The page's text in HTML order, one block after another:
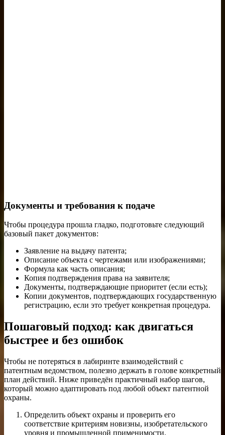
Документы и требования к подаче
Чтобы процедура прошла гладко, подготовьте следующий
базовый пакет документов:
Заявление на выдачу патента;
Описание объекта с чертежами или изображениями;
Формула как часть описания;
Копия подтверждения права на заявителя;
Документы, подтверждающие приоритет (если есть);
Копии документов, подтверждающих государственную
регистрацию, если это требует конкретная процедура.
Пошаговый подход: как двигаться
быстрее и без ошибок
Чтобы не потеряться в лабиринте взаимодействий с
патентным ведомством, полезно держать в голове конкретный
план действий. Ниже приведён практичный набор шагов,
который можно адаптировать под любой объект патентной
охраны.
Определить объект охраны и проверить его
соответствие критериям новизны, изобретательского
уровня и промышленной применимости.